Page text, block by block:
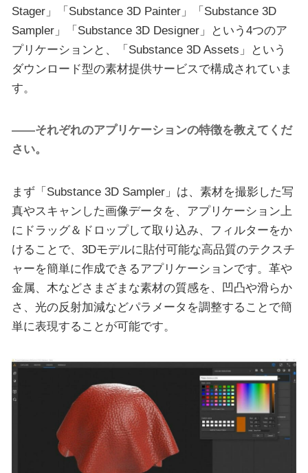
Stager」「Substance 3D Painter」「Substance 3D
Sampler」「Substance 3D Designer」という4つのア
プリケーションと、「Substance 3D Assets」という
ダウンロード型の素材提供サービスで構成されていま
す。
――それぞれのアプリケーションの特徴を教えてくだ
さい。
まず「Substance 3D Sampler」は、素材を撮影した写
真やスキャンした画像データを、アプリケーション上
にドラッグ＆ドロップして取り込み、フィルターをか
けることで、3Dモデルに貼付可能な高品質のテクスチ
ャーを簡単に作成できるアプリケーションです。革や
金属、木などさまざまな素材の質感を、凹凸や滑らか
さ、光の反射加減などパラメータを調整することで簡
単に表現することが可能です。